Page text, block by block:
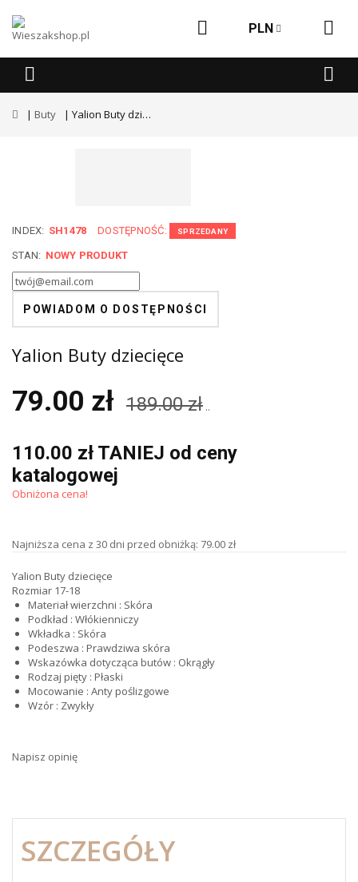
PLN
Buty Yalion Buty dziecięce
INDEX: SH1478 DOSTĘPNOŚĆ: SPRZEDANY
STAN: NOWY PRODUKT
POWIADOM O DOSTĘPNOŚCI
Yalion Buty dziecięce
79.00 zł 189.00 zł ..
110.00 zł TANIEJ od ceny
katalogowej
Obniżona cena!
Najniższa cena z 30 dni przed obniżką: 79.00 zł
Yalion Buty dziecięce
Rozmiar 17-18
Materiał wierzchni : Skóra
Podkład : Włókienniczy
Wkładka : Skóra
Podeszwa : Prawdziwa skóra
Wskazówka dotycząca butów : Okrągły
Rodzaj pięty : Płaski
Mocowanie : Anty poślizgowe
Wzór : Zwykły
Napisz opinię
SZCZEGÓŁY